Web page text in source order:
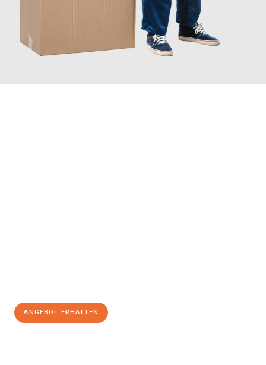
ANGEBOT ERHALTEN